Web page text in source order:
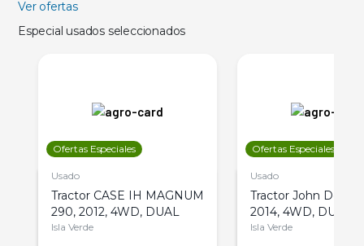
Ver ofertas
Especial usados seleccionados
Ofertas Especiales
Usado
Tractor CASE IH MAGNUM
290, 2012, 4WD, DUAL
Isla Verde
Ofertas Especiales
Usado
Tractor John Deere
2014, 4WD, DUAL
Isla Verde